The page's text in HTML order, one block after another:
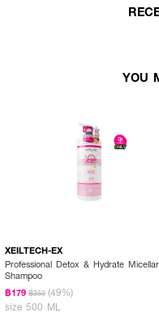
YOU
XEILTECH-EX
Professional Detox & Hydrate Micellar
Shampoo
฿179 ฿350 (49%)
size 500 ML